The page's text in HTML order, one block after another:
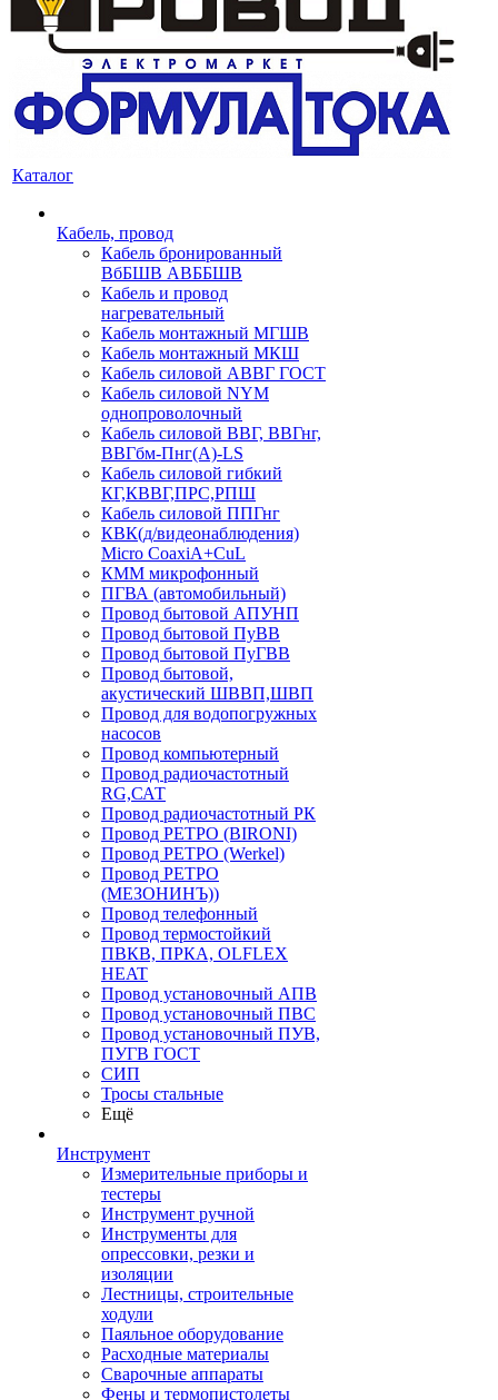
Каталог
Кабель, провод
Кабель бронированный
ВбБШВ АВББШВ
Кабель и провод
нагревательный
Кабель монтажный МГШВ
Кабель монтажный МКШ
Кабель силовой АВВГ ГОСТ
Кабель силовой NYM
однопроволочный
Кабель силовой ВВГ, ВВГнг,
ВВГбм-Пнг(А)-LS
Кабель силовой гибкий
КГ,КВВГ,ПРС,РПШ
Кабель силовой ППГнг
КВК(д/видеонаблюдения)
Micro CoaxiA+CuL
КММ микрофонный
ПГВА (автомобильный)
Провод бытовой АПУНП
Провод бытовой ПуВВ
Провод бытовой ПуГВВ
Провод бытовой,
акустический ШВВП,ШВП
Провод для водопогружных
насосов
Провод компьютерный
Провод радиочастотный
RG,САТ
Провод радиочастотный РК
Провод РЕТРО (BIRONI)
Провод РЕТРО (Werkel)
Провод РЕТРО
(МЕЗОНИНЪ))
Провод телефонный
Провод термостойкий
ПВКВ, ПРКА, OLFLEX
HEAT
Провод установочный АПВ
Провод установочный ПВС
Провод установочный ПУВ,
ПУГВ ГОСТ
СИП
Тросы стальные
Ещё
Инструмент
Измерительные приборы и
тестеры
Инструмент ручной
Инструменты для
опрессовки, резки и
изоляции
Лестницы, строительные
ходули
Паяльное оборудование
Расходные материалы
Сварочные аппараты
Фены и термопистолеты